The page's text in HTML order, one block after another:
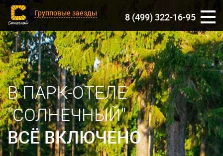
Групповые заезды 8 (499) 322-16-95
В ПАРК-ОТЕЛЕ
"СОЛНЕЧНЫЙ"
ВСЁ ВКЛЮЧЕНО